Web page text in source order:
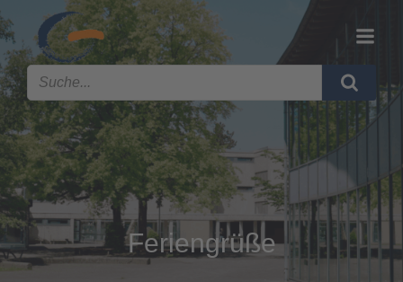
Feriengrüße